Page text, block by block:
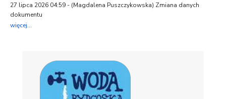
27 lipca 2026 04:59 - (Magdalena Puszczykowska) Zmiana danych
dokumentu
więcej...